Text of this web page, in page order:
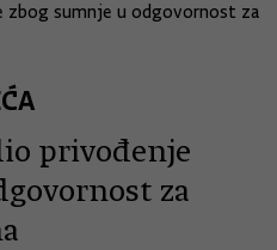
sumnje u odgovornost za
privođenje
za